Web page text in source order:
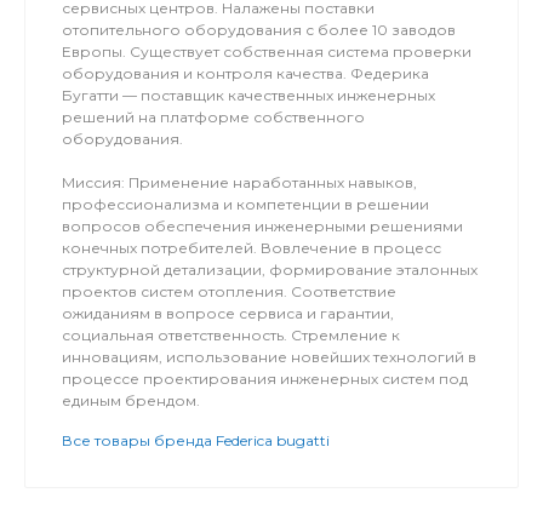
сервисных центров. Налажены поставки
отопительного оборудования с более 10 заводов
Европы. Существует собственная система проверки
оборудования и контроля качества. Федерика
Бугатти — поставщик качественных инженерных
решений на платформе собственного
оборудования.
Миссия: Применение наработанных навыков,
профессионализма и компетенции в решении
вопросов обеспечения инженерными решениями
конечных потребителей. Вовлечение в процесс
структурной детализации, формирование эталонных
проектов систем отопления. Соответствие
ожиданиям в вопросе сервиса и гарантии,
социальная ответственность. Стремление к
инновациям, использование новейших технологий в
процессе проектирования инженерных систем под
единым брендом.
Все товары бренда Federica bugatti